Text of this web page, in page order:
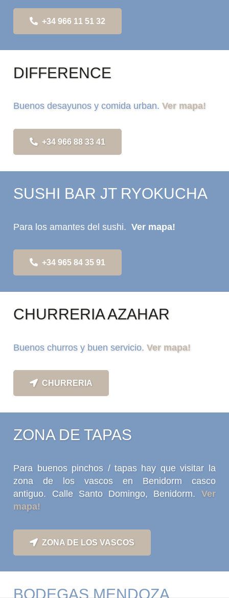
+34 966 11 51 32
DIFFERENCE
Buenos desayunos y comida urban.Ver mapa!
+34 966 88 33 41
SUSHI BAR JT RYOKUCHA
Para los amantes del sushi.Ver mapa!
+34 965 84 35 91
CHURRERIA AZAHAR
Buenos churros y buen servicio.Ver mapa!
CHURRERIA
ZONA DE TAPAS
Para buenos pinchos / tapas hay que visitar la
zona de los vascos en Benidorm casco
antiguo. Calle Santo Domingo, Benidorm. Ver
mapa!
ZONA DE LOS VASCOS
BODEGAS MENDOZA